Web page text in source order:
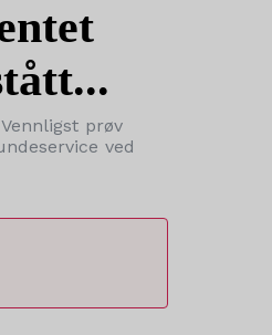
prøv
ved